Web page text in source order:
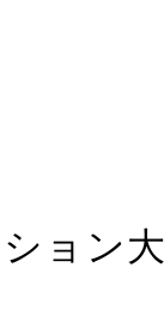
ョン